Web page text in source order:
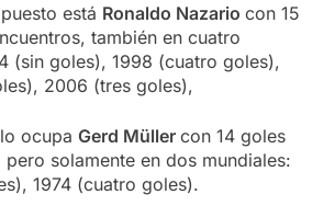
está Ronaldo Nazario con 15
también en cuatro
(sin goles), 1998 (cuatro goles),
2006 (tres goles),
ocupa Gerd Müller con 14 goles
solamente en dos mundiales:
1974 (cuatro goles).